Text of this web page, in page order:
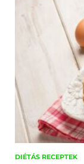
DIÉTÁS RECEPTEK